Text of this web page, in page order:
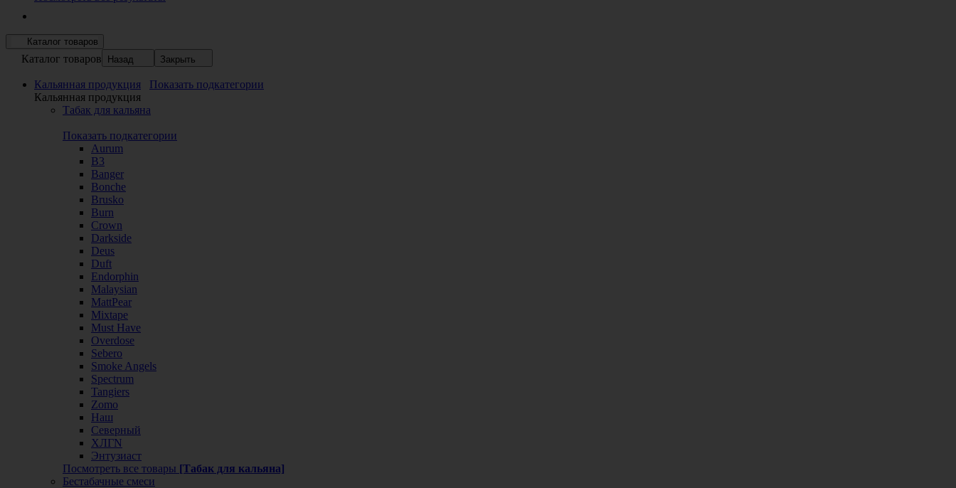
Каталог товаров
Каталог товаров Назад Закрыть
Кальянная продукция
Показать подкатегории
Кальянная продукция
Табак для кальяна
Показать подкатегории
Aurum
B3
Banger
Bonche
Brusko
Burn
Crown
Darkside
Deus
Duft
Endorphin
Malaysian
MattPear
Mixtape
Must Have
Overdose
Sebero
Smoke Angels
Spectrum
Tangiers
Zomo
Наш
Северный
ХЛГN
Энтузиаст
Посмотреть все товары [Табак для кальяна]
Бестабачные смеси